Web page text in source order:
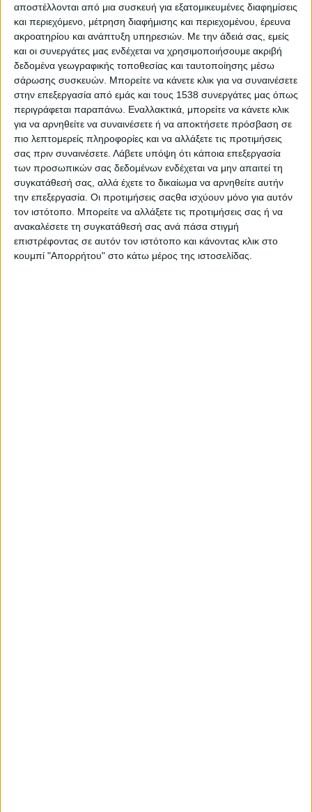
αποστέλλονται από μια συσκευή για εξατομικευμένες διαφημίσεις
και περιεχόμενο, μέτρηση διαφήμισης και περιεχομένου, έρευνα
ακροατηρίου και ανάπτυξη υπηρεσιών. Με την άδειά σας, εμείς
και οι συνεργάτες μας ενδέχεται να χρησιμοποιήσουμε ακριβή
δεδομένα γεωγραφικής τοποθεσίας και ταυτοποίησης μέσω
σάρωσης συσκευών. Μπορείτε να κάνετε κλικ για να συναινέσετε
στην επεξεργασία από εμάς και τους 1538 συνεργάτες μας όπως
περιγράφεται παραπάνω. Εναλλακτικά, μπορείτε να κάνετε κλικ
για να αρνηθείτε να συναινέσετε ή να αποκτήσετε πρόσβαση σε
πιο λεπτομερείς πληροφορίες και να αλλάξετε τις προτιμήσεις
σας πριν συναινέσετε. Λάβετε υπόψη ότι κάποια επεξεργασία
των προσωπικών σας δεδομένων ενδέχεται να μην απαιτεί τη
συγκατάθεσή σας, αλλά έχετε το δικαίωμα να αρνηθείτε αυτήν
την επεξεργασία. Οι προτιμήσεις σαςθα ισχύουν μόνο για αυτόν
τον ιστότοπο. Μπορείτε να αλλάξετε τις προτιμήσεις σας ή να
ανακαλέσετε τη συγκατάθεσή σας ανά πάσα στιγμή
επιστρέφοντας σε αυτόν τον ιστότοπο και κάνοντας κλικ στο
κουμπί "Απορρήτου" στο κάτω μέρος της ιστοσελίδας.
υπογραφή μνημονίου συνεργασίας για την
συνέχιση των δράσεων ανάδειξης, διαχείρισης και
ανάπτυξης της ευρύτερης περιοχής της Λίμνης
των Κρεμαστών.
ΚΟΙΝΟΠΟΊΗΣΗ
Tags Μόρνος
Μπορεί επίσης να σας αρέσουν